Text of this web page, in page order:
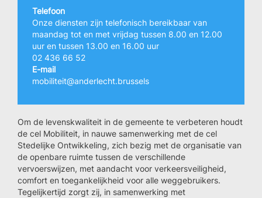
Telefoon
Onze diensten zijn telefonisch bereikbaar van
maandag tot en met vrijdag tussen 8.00 en 12.00
uur en tussen 13.00 en 16.00 uur
02 436 66 52
E-mail
mobiliteit@anderlecht.brussels
Om de levenskwaliteit in de gemeente te verbeteren houdt
de cel Mobiliteit, in nauwe samenwerking met de cel
Stedelijke Ontwikkeling, zich bezig met de organisatie van
de openbare ruimte tussen de verschillende
vervoerswijzen, met aandacht voor verkeersveiligheid,
comfort en toegankelijkheid voor alle weggebruikers.
Tegelijkertijd zorgt zij, in samenwerking met